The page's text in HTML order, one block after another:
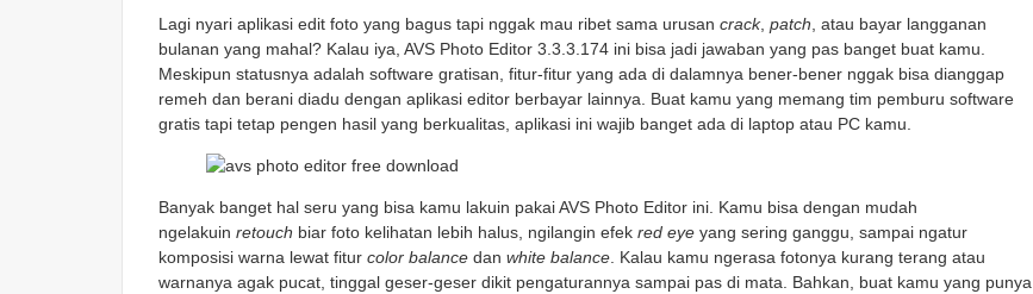
Lagi nyari aplikasi edit foto yang bagus tapi nggak mau ribet sama urusan crack, patch , atau bayar langganan
bulanan yang mahal? Kalau iya, AVS Photo Editor 3.3.3.174 ini bisa jadi jawaban yang pas banget buat kamu.
Meskipun statusnya adalah software gratisan, fitur-fitur yang ada di dalamnya bener-bener nggak bisa dianggap
remeh dan berani diadu dengan aplikasi editor berbayar lainnya. Buat kamu yang memang tim pemburu software
gratis tapi tetap pengen hasil yang berkualitas, aplikasi ini wajib banget ada di laptop atau PC kamu.
Banyak banget hal seru yang bisa kamu lakuin pakai AVS Photo Editor ini. Kamu bisa dengan mudah
ngelakuin retouch biar foto kelihatan lebih halus, ngilangin efek red eye yang sering ganggu, sampai ngatur
komposisi warna lewat fitur color balance dan white balance. Kalau kamu ngerasa fotonya kurang terang atau
warnanya agak pucat, tinggal geser-geser dikit pengaturannya sampai pas di mata. Bahkan, buat kamu yang punya